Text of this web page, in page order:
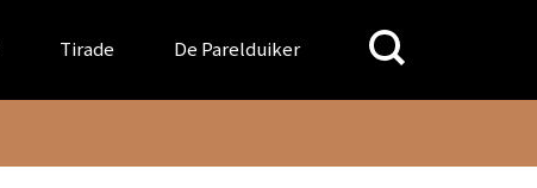
Tirade De Parelduiker
Search
for: